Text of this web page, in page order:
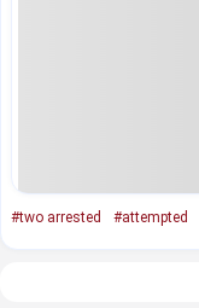
#two arrested #attempted